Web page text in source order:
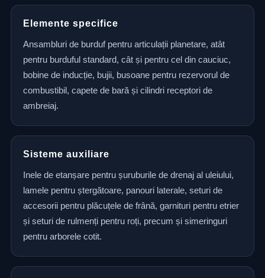
Elemente specifice
Ansambluri de burduf pentru articulații planetare, atât
pentru burduful standard, cât și pentru cel din cauciuc,
bobine de inducție, bujii, busoane pentru rezervorul de
combustibil, capete de bară și cilindri receptori de
ambreiaj.
Sisteme auxiliare
Inele de etanșare pentru șuruburile de drenaj al uleiului,
lamele pentru ștergătoare, panouri laterale, seturi de
accesorii pentru plăcuțele de frână, garnituri pentru etrier
și seturi de rulmenți pentru roți, precum și simeringuri
pentru arborele cotit.